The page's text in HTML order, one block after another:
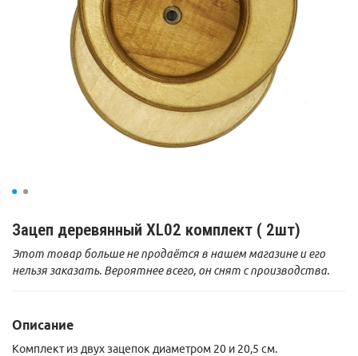
Зацеп деревянный XL02 комплект ( 2шт)
Этот товар больше не продаётся в нашем магазине и его
нельзя заказать. Вероятнее всего, он снят с производства.
Описание
Комплект из двух зацепок диаметром 20 и 20,5 см.